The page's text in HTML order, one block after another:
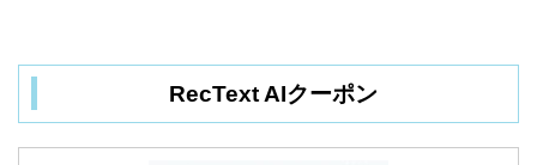
RecText AIクーポン